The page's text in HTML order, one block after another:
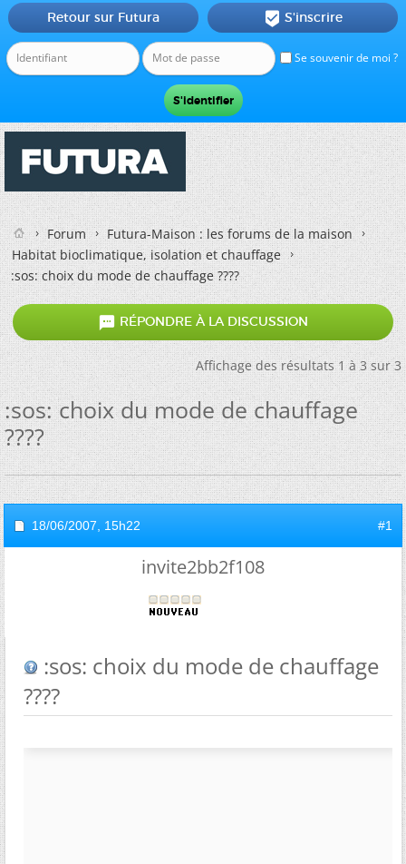
Se souvenir de moi ?
Retour sur Futura  S'inscrire
Forum
Futura-Maison : les forums de la maison
Habitat bioclimatique, isolation et chauffage
:sos: choix du mode de chauffage ????
 RÉPONDRE À LA DISCUSSION
Affichage des résultats 1 à 3 sur 3
:sos: choix du mode de chauffage
????
18/06/2007, 15h22 #1
invite2bb2f108
:sos: choix du mode de chauffage
????